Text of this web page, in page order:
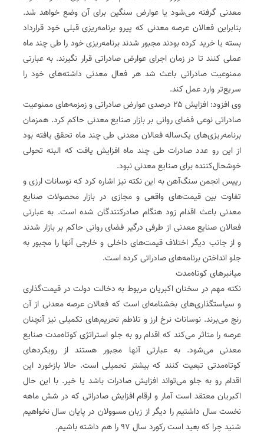
معدنی گرفته می‌شود یا عوارض سنگین برای آن وضع خواهد شد.
بنابراین فعالان عرصه معدنی که پیرو برنامه‌ریزی قبلی خود قرارداد
بسته یا خرید کرده بودند مجبور شدند برنامه‌ریزی خود را طی چند ماه
عملی کنند تا در زمان اجرای عوارض صادراتی قرار نگیرند. به عبارتی
ممنوعیت صادراتی باعث شد هر فعال معدنی داشته‌های خود را
سریع‌تر وارد عمل کند.
وی افزود: افزایش ۲۵ درصدی عوارض صادراتی و زمزمه‌های ممنوعیت
صادراتی نوعی فضای روانی بر بازار صنایع معدنی حاکم کرد. همزمان
برنامه‌ریزی‌های یک‌ساله فعالان معدنی طی چند ماه تحقق یافته بود
از این رو عدد صادرات طی چند ماه افزایش یافت که البته تحولی
خوشحال‌کننده برای صنایع معدنی نبود.
رییس انجمن سنگ‌آهن به این نکته نیز اشاره کرد که نوسانات ارزی و
تفاوت بین قیمت‌های واقعی و مجازی در بازار محصولات صنایع
معدنی باعث اقدام زود هنگام صادرکنندگان شده است. به عبارتی
فعالان صنایع معدنی از طرفی درگیر فضای روانی حاکم بر بازار شدند
و از جانب دیگر اختلاف قیمت‌های داخلی و خارجی آنها را مجبور به
جلو انداختن برنامه‌های صادراتی کرده است.
میانبرهای کوتاه‌مدت
‌نکته مهم در سخنان اکبریان مربوط به دخالت دولت در قیمت‌گذاری
و سیاستگذاری‌های بخشنامه‌ای است که فعالان عرصه معدنی از آن
رنج می‌برند. نوسانات نرخ ارز و تلاطم تحریم‌های تکمیلی نیز آنچنان
عرصه را متاثر می‌کند که اقدام رو به جلو استراتژی کوتاه‌مدت صنایع
معدنی می‌شود. به عبارتی آنها مجبور هستند از رویکردهای
کوتاه‌مدتی تبعیت کنند که بیشتر تحمیلی است. حالا بازخورد این
اقدام رو به جلو می‌تواند افزایش صادرات باشد یا خیر. با این حال
اکبریان معتقد است آمار و ارقام افزایش صادراتی که در شش ماهه
نخست سال داشتیم را دیگر از زبان مسوولان در پایان سال نخواهیم
شنید‌ چرا که بعید است رکورد سال ۹۷ را هم داشته باشیم.